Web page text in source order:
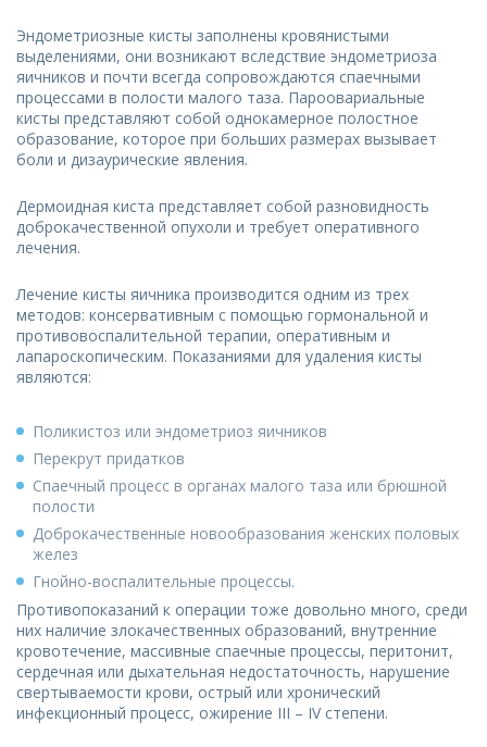
Эндометриозные кисты заполнены кровянистыми
выделениями, они возникают вследствие эндометриоза
яичников и почти всегда сопровождаются спаечными
процессами в полости малого таза. Пароовариальные
кисты представляют собой однокамерное полостное
образование, которое при больших размерах вызывает
боли и дизаурические явления.
Дермоидная киста представляет собой разновидность
доброкачественной опухоли и требует оперативного
лечения.
Лечение кисты яичника производится одним из трех
методов: консервативным с помощью гормональной и
противовоспалительной терапии, оперативным и
лапароскопическим. Показаниями для удаления кисты
являются:
Поликистоз или эндометриоз яичников
Перекрут придатков
Спаечный процесс в органах малого таза или брюшной
полости
Доброкачественные новообразования женских половых
желез
Гнойно-воспалительные процессы.
Противопоказаний к операции тоже довольно много, среди
них наличие злокачественных образований, внутренние
кровотечение, массивные спаечные процессы, перитонит,
сердечная или дыхательная недостаточность, нарушение
свертываемости крови, острый или хронический
инфекционный процесс, ожирение III – IV степени.